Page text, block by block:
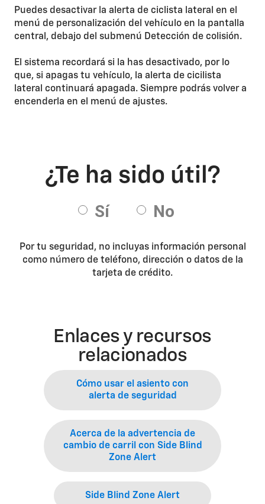
Puedes desactivar la alerta de ciclista lateral en el
menú de personalización del vehículo en la pantalla
central, debajo del submenú Detección de colisión.
El sistema recordará si la has desactivado, por lo
que, si apagas tu vehículo, la alerta de cicilista
lateral continuará apagada. Siempre podrás volver a
encenderla en el menú de ajustes.
Por tu seguridad, no incluyas información personal
como número de teléfono, dirección o datos de la
tarjeta de crédito.
Enlaces y recursos
relacionados
Cómo usar el asiento con
alerta de seguridad
Acerca de la advertencia de
cambio de carril con Side Blind
Zone Alert
Side Blind Zone Alert